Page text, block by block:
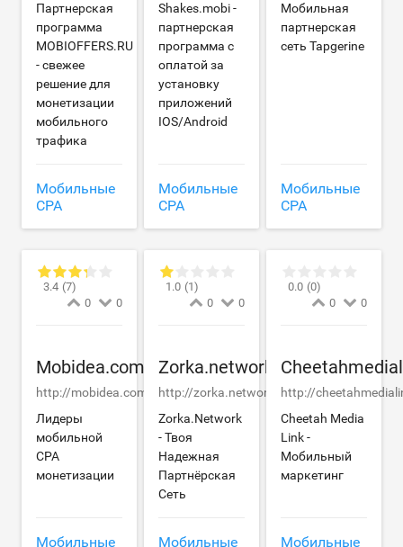
Партнерская
программа
MOBIOFFERS.RU
- свежее
решение для
монетизации
мобильного
трафика
Мобильные
CPA
Shakes.mobi -
партнерская
программа с
оплатой за
установку
приложений
IOS/Android
Мобильные
CPA
Мобильная
партнерская
сеть Tapgerine
Мобильные
CPA
3.4 (7)
0
0
Mobidea.com
http://mobidea.com
Лидеры
мобильной
CPA
монетизации
Мобильные
1.0 (1)
0
0
Zorka.network
http://zorka.network
Zorka.Network
- Твоя
Надежная
Партнёрская
Сеть
Мобильные
0.0 (0)
0
0
http://
Cheetah Media
Link -
Мобильный
маркетинг
Мобильные